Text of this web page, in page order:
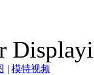
| 模特视频